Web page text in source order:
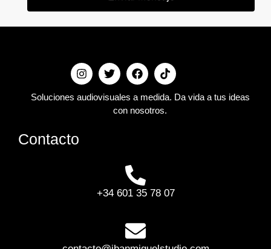
Soluciones audiovisuales a medida. Da vida a tus ideas
con nosotros.
Contacto
+34 601 35 78 07